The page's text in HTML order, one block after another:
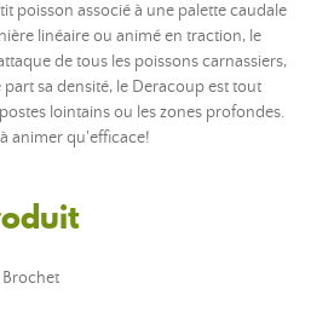
poisson associé à une palette caudale
linéaire ou animé en traction, le
de tous les poissons carnassiers,
sa densité, le Deracoup est tout
lointains ou les zones profondes.
animer qu'efficace!
Brochet